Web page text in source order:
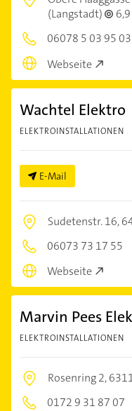
(Langstadt)
06078 5 03 95 03
Webseite
Wachtel Elektro
ELEKTROINSTALLATIONEN
E-Mail
Sudetenstr. 16,
06073 73 17 55
Webseite
Marvin Pees
ELEKTROINSTALLATIONEN
Rosenring 2,
0172 9 31 87 07